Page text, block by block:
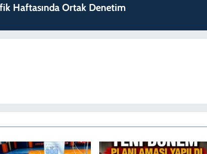
Haftasında Ortak Denetim